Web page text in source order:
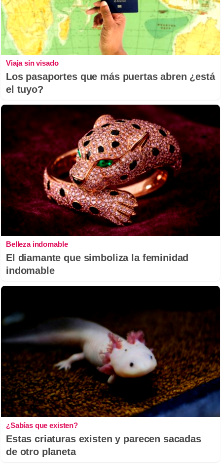
Viaja sin visado
Los pasaportes que más puertas abren ¿está
el tuyo?
Belleza indomable
El diamante que simboliza la feminidad
indomable
¿Sabías que existen?
Estas criaturas existen y parecen sacadas
de otro planeta